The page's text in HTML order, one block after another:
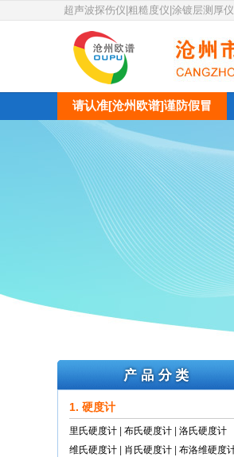
超声波探伤仪|粗糙度仪|涂镀层测厚
请认准[沧州欧谱]谨防假冒
1. 硬度计
里氏硬度计 布氏硬度计
洛氏硬度计
维氏硬度计
肖氏硬度计
布洛维硬度